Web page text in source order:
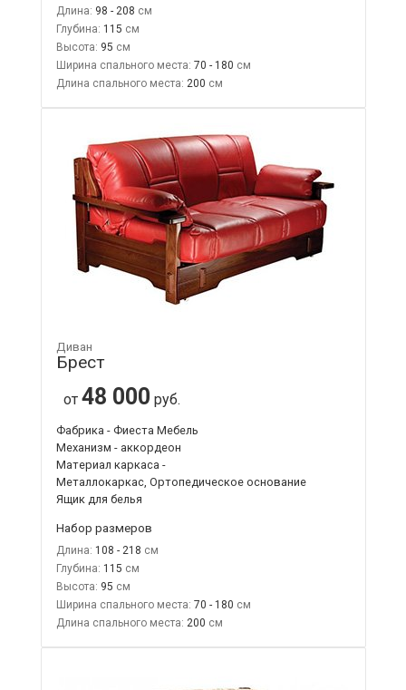
Длина: 98 - 208
Глубина: 115
Высота: 95
Ширина спального места: 70 - 180
Длина спального места: 200
Диван
Брест
от 48 000 руб.
Фабрика - Фиеста Мебель
Механизм - аккордеон
Материал каркаса -
Металлокаркас, Ортопедическое основание
Ящик для белья
Набор размеров
Длина: 108 - 218
Глубина: 115
Высота: 95
Ширина спального места: 70 - 180
Длина спального места: 200